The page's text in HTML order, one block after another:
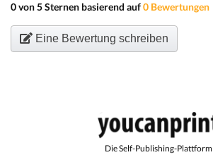
0 von 5 Sternen basierend auf0 Bewertungen
Eine Bewertung schreiben
Die Self-Publishing-Plattform